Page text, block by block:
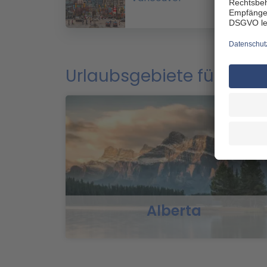
Urlaubsgebiete für
Alberta